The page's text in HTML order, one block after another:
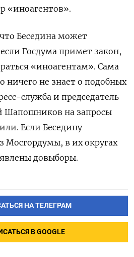
«иноагентов».
Беседина может
Госдума примет закон,
«иноагентам». Сама
ничего не знает о подобных
служба и председатель
Шапошников на запросы
Если Беседину
Мосгордумы, в их округах
довыборы.
НА ТЕЛЕГРАМ
В GOOGLE